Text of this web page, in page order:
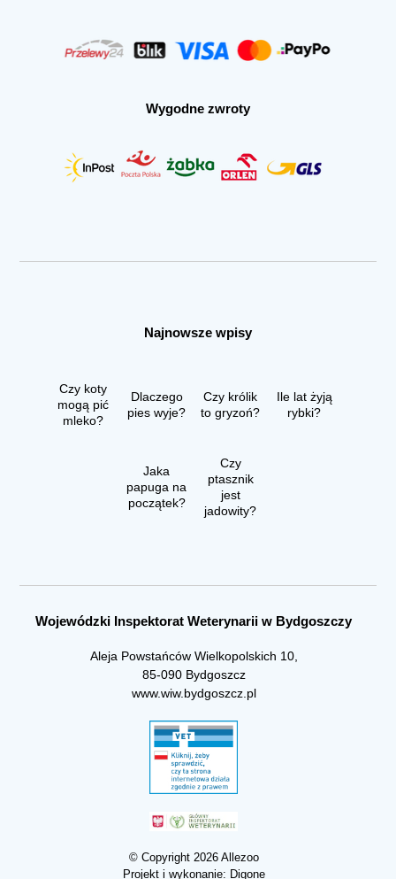
Wygodne zwroty
Najnowsze wpisy
Czy koty
mogą pić
mleko?
Dlaczego
pies wyje?
Czy królik
to gryzoń?
Ile lat żyją
rybki?
Jaka
papuga na
początek?
Czy
ptasznik
jest
jadowity?
Wojewódzki Inspektorat Weterynarii w Bydgoszczy
Aleja Powstańców Wielkopolskich 10,
85-090 Bydgoszcz
www.wiw.bydgoszcz.pl
© Copyright 2026 Allezoo
Projekt i wykonanie: Digone